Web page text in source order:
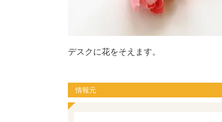
デスクに花をそえます。
情報元